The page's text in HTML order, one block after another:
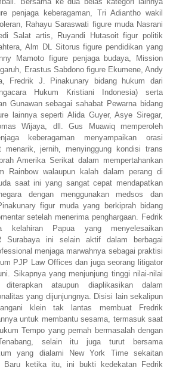
penjaga keberagaman, Tri Adiantho wakil
Rahayu Saraswati figure muda Nasrani
Salat artis, Ruyandi Hutasoit figur politik
Alm DL Sitorus figure pendidikan yang
Mamoto figure penjaga budaya, Mission
Erastus Sabdono figure Ekumene, Andy
Fredrik J. Pinakunary bidang hukum dari
Hukum Kristiani Indonesia) serta
Gunawan sebagai sahabat Pewarna bidang
lainnya seperti Alida Guyer, Asye Siregar,
Wijaya, dll. Gus Muawiq memperoleh
keberagaman menyampaikan orasi
menarik, jernih, menyinggung kondisi trans
Amerika Serikat dalam mempertahankan
Rainbow walaupun kalah dalam perang di
saat ini yang sangat cepat mendapatkan
dengan menggunakan medsos dan
figur muda yang berkiprah bidang
setelah menerima penghargaan. Fedrik
kelahiran Papua yang menyelesaikan
Surabaya ini selain aktif dalam berbagai
menjaga marwahnya sebagai praktisi
PJP Law Offices dan juga seorang litigator
Sikapnya yang menjunjung tinggi nilai-nilai
ataupun diaplikasikan dalam
yang dijunjungnya. Disisi lain sekalipun
klein tak lantas membuat Fredrik
untuk membantu sesama, termasuk saat
Tempo yang pernah bermasalah dengan
selain itu juga turut bersama
yang dialami New York Time sekaitan
Baru ketika itu, ini bukti kedekatan Fedrik